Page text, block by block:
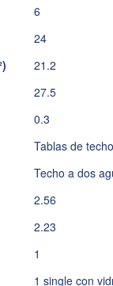
6
24
21.2
27.5
0.3
Tablas de
Techo a dos
2.56
2.23
1
1 single con